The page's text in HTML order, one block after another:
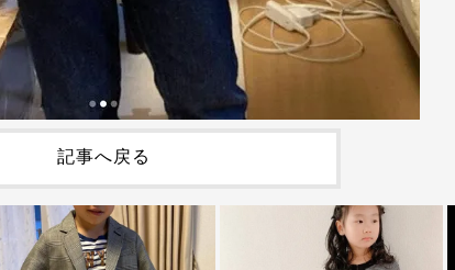
記事へ戻る